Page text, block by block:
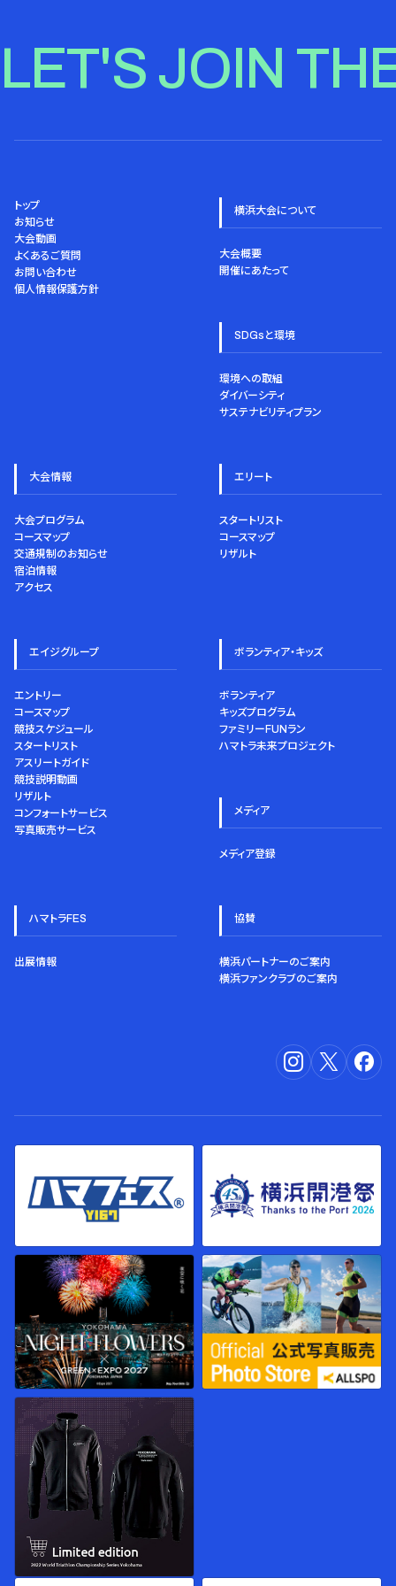
LET'S JOIN
トップ
お知らせ
大会動画
よくあるご質問
お問い合わせ
個人情報保護方針
横浜大会について
大会概要
開催にあたって
SDGsと環境
環境への取組
ダイバーシティ
サステナビリティプラン
大会情報
大会プログラム
コースマップ
交通規制のお知らせ
宿泊情報
アクセス
エリート
スタートリスト
コースマップ
リザルト
エイジグループ
エントリー
コースマップ
競技スケジュール
スタートリスト
アスリートガイド
競技説明動画
リザルト
コンフォートサービス
写真販売サービス
ボランティア・キッズ
ボランティア
キッズプログラム
ファミリーFUNラン
ハマトラ未来プロジェクト
メディア
メディア登録
ハマトラFES
出展情報
協賛
横浜パートナーのご案内
横浜ファンクラブのご案内